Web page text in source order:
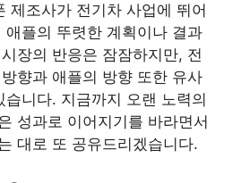
제조사가 전기차 사업에 뛰어
애플의 뚜렷한 계획이나 결과
장의 반응은 잠잠하지만, 전
향과 애플의 방향 또한 유사
니다. 지금까지 오랜 노력의
성과로 이어지기를 바라면서
대로 또 공유드리겠습니다.